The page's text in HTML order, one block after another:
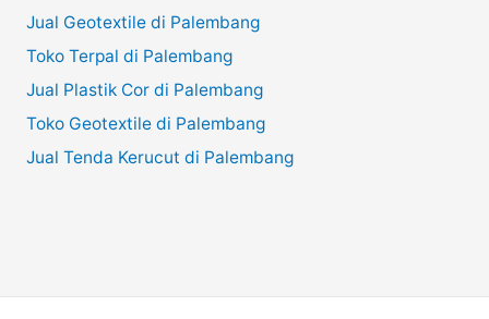
Jual Geotextile di Palembang
Toko Terpal di Palembang
Jual Plastik Cor di Palembang
Toko Geotextile di Palembang
Jual Tenda Kerucut di Palembang